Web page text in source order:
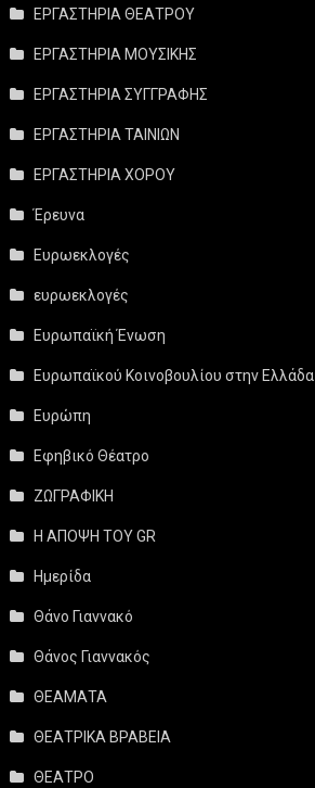
ΕΡΓΑΣΤΗΡΙΑ ΘΕΑΤΡΟΥ
ΕΡΓΑΣΤΗΡΙΑ ΜΟΥΣΙΚΗΣ
ΕΡΓΑΣΤΗΡΙΑ ΣΥΓΓΡΑΦΗΣ
ΕΡΓΑΣΤΗΡΙΑ ΤΑΙΝΙΩΝ
ΕΡΓΑΣΤΗΡΙΑ ΧΟΡΟΥ
Έρευνα
Ευρωεκλογές
ευρωεκλογές
Ευρωπαϊκή Ένωση
Ευρωπαϊκού Κοινοβουλίου στην Ελλάδα
Ευρώπη
Εφηβικό Θέατρο
ΖΩΓΡΑΦΙΚΗ
Η ΑΠΟΨΗ ΤΟΥ GR
Ημερίδα
Θάνο Γιαννακό
Θάνος Γιαννακός
ΘΕΑΜΑΤΑ
ΘΕΑΤΡΙΚΑ ΒΡΑΒΕΙΑ
ΘΕΑΤΡΟ